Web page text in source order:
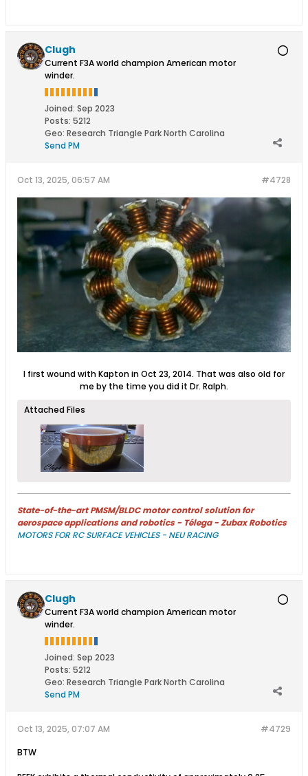
Clugh
Current F3A world champion American motor
winder.
Joined: Sep 2023
Posts: 5212
Geo: Research Triangle Park North Carolina
Send PM
#4728
Oct 13, 2025, 06:57 AM
I first wound with Kapton in Oct 23, 2014. That was also old for
me by the time you did it Dr. Ralph.
Attached Files
State-of-the-art PMSM/BLDC motor control solution for
aerospace applications and robotics - Télega - Zubax Robotics
MOTORS FOR RC SURFACE VEHICLES - NEU RACING
Clugh
Current F3A world champion American motor
winder.
Joined: Sep 2023
Posts: 5212
Geo: Research Triangle Park North Carolina
Send PM
#4729
Oct 13, 2025, 07:07 AM
BTW